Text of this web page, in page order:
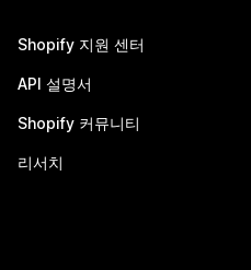
Shopify 지원 센터
API 설명서
Shopify 커뮤니티
리서치